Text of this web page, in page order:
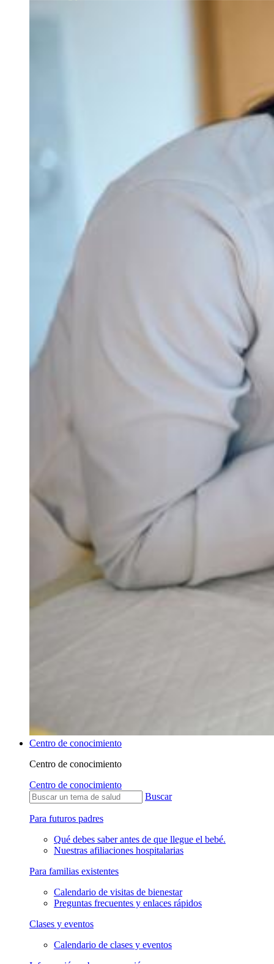
Centro de conocimiento
Centro de conocimiento
Centro de conocimiento
Buscar
Para futuros padres
Qué debes saber antes de que llegue el bebé.
Nuestras afiliaciones hospitalarias
Para familias existentes
Calendario de visitas de bienestar
Preguntas frecuentes y enlaces rápidos
Clases y eventos
Calendario de clases y eventos